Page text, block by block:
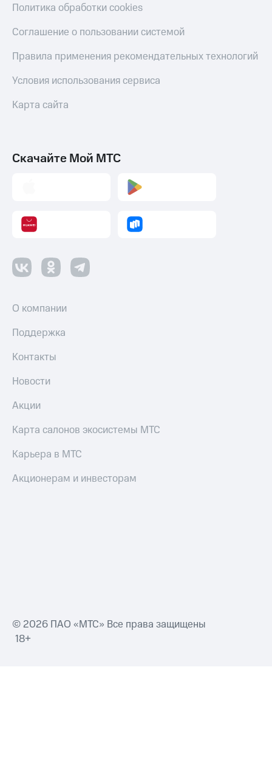
Политика обработки cookies
Соглашение о пользовании системой
Правила применения рекомендательных технологий
Условия использования сервиса
Карта сайта
Скачайте Мой МТС
О компании
Поддержка
Контакты
Новости
Акции
Карта салонов экосистемы МТС
Карьера в МТС
Акционерам и инвесторам
© 2026 ПАО «МТС» Все права защищены
18+